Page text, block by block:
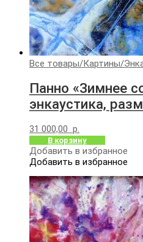
Все товары/Картины/
Панно «Зимнее
энкаустика,
31 000,00 р.
В корзину
Добавить в избранное
Добавить в избранное